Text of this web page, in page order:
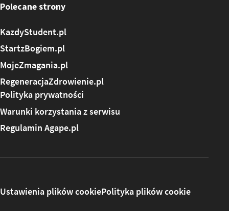
Polecane strony
KazdyStudent.pl
StartzBogiem.pl
MojeZmagania.pl
RegeneracjaZdrowienie.pl
Polityka prywatności
Warunki korzystania z serwisu
Regulamin Agape.pl
Ustawienia plików cookiePolityka plików cookie